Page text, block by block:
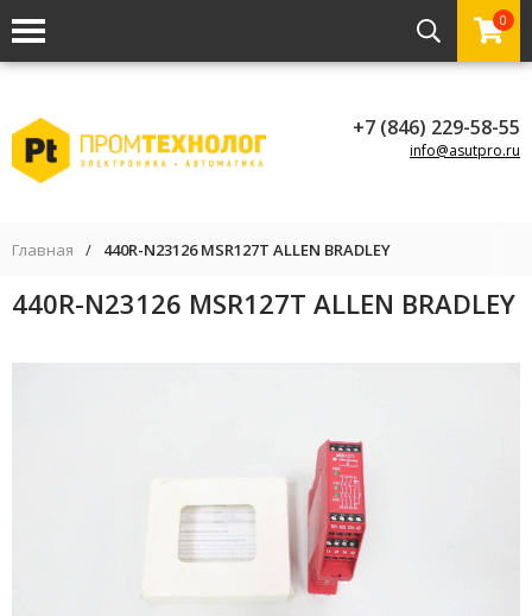
0
+7 (846) 229-58-55
info@asutpro.ru
Главная / 440R-N23126 MSR127T ALLEN BRADLEY
440R-N23126 MSR127T ALLEN BRADLEY